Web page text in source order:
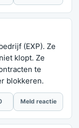
(EXP). Ze
klopt. Ze
te
blokkeren.
Meld reactie